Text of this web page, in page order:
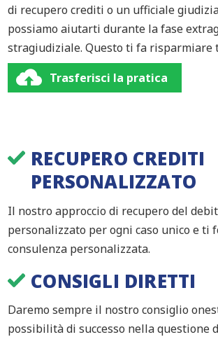
di recupero crediti o un ufficiale
possiamo aiutarti durante la fase
stragiudiziale. Questo ti fa risparmiare
Trasferisci la pratica
RECUPERO CREDITI
PERSONALIZZATO
Il nostro approccio di recupero del
personalizzato per ogni caso unico e ti
consulenza personalizzata.
CONSIGLI DIRETTI
Daremo sempre il nostro consiglio
possibilità di successo nella questione